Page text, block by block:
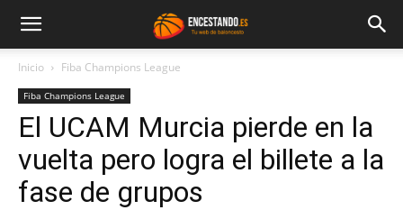
Inicio Fiba Champions League
Fiba Champions League
El UCAM Murcia pierde en la
vuelta pero logra el billete a la
fase de grupos